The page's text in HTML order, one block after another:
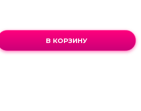
В КОРЗИНУ